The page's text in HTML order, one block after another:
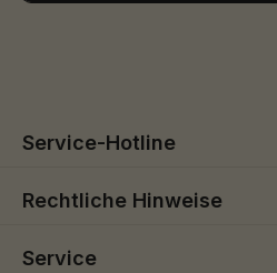
Service-Hotline
Rechtliche Hinweise
Service